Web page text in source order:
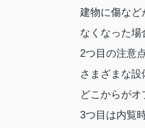
建物に傷など
なくなった場
2つ目の注意
さまざまな
どこからが
3つ目は内覧